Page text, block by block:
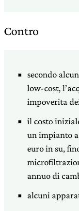
Contro
secondo
low-cost,
impoverita
il costo
un impianto a
euro in su,
annuo di
alcuni